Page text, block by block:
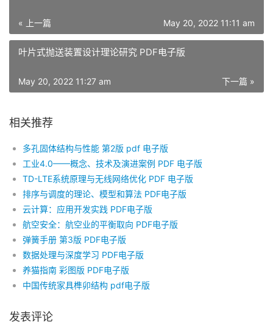
« 上一篇 May 20, 2022 11:11 am
叶片式抛送装置设计理论研究 PDF电子版
下一篇 »
May 20, 2022 11:27 am
相关推荐
多孔固体结构与性能 第2版 pdf 电子版
工业4.0——概念、技术及演进案例 PDF 电子版
TD-LTE系统原理与无线网络优化 PDF 电子版
排序与调度的理论、模型和算法 PDF电子版
云计算：应用开发实践 PDF电子版
航空安全：航空业的平衡取向 PDF电子版
弹簧手册 第3版 PDF电子版
数据处理与深度学习 PDF电子版
养猫指南 彩图版 PDF电子版
中国传统家具榫卯结构 pdf电子版
发表评论